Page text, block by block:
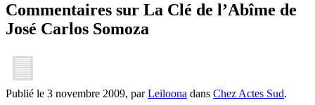
Commentaires sur La Clé de l’Abîme de
José Carlos Somoza
Publié le 3 novembre 2009, parLeiloona dans Chez Actes Sud.